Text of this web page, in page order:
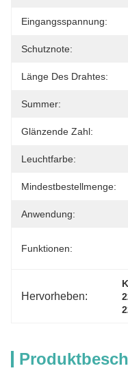
Eingangsspannung:
Schutznote:
Länge Des Drahtes:
Summer:
Glänzende Zahl:
Leuchtfarbe:
Mindestbestellmenge:
Anwendung:
Funktionen:
Hervorheben: